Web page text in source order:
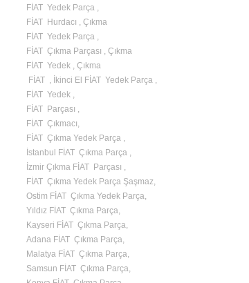
FİAT Yedek Parça ,
FİAT Hurdacı , Çıkma
FİAT Yedek Parça ,
FİAT Çıkma Parçası , Çıkma
FİAT Yedek , Çıkma
FİAT , İkinci El FİAT Yedek Parça ,
FİAT Yedek ,
FİAT Parçası ,
FİAT Çıkmacı,
FİAT Çıkma Yedek Parça ,
İstanbul FİAT Çıkma Parça ,
İzmir Çıkma FİAT Parçası ,
FİAT Çıkma Yedek Parça Şaşmaz,
Ostim FİAT Çıkma Yedek Parça,
Yıldız FİAT Çıkma Parça,
Kayseri FİAT Çıkma Parça,
Adana FİAT Çıkma Parça,
Malatya FİAT Çıkma Parça,
Samsun FİAT Çıkma Parça,